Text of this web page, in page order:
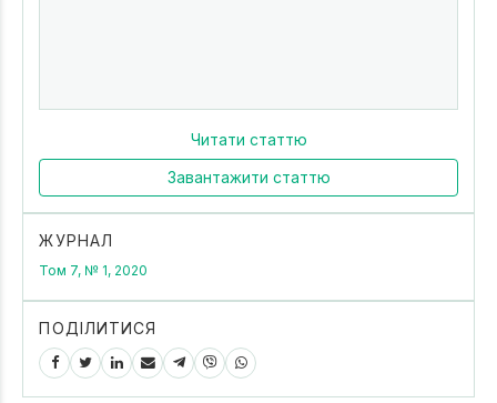
Читати статтю
Завантажити статтю
ЖУРНАЛ
Том 7, № 1, 2020
ПОДІЛИТИСЯ